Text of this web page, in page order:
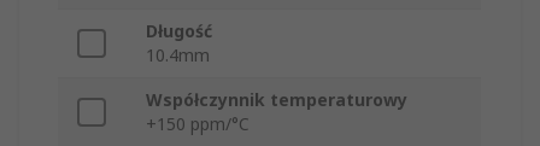
Długość
10.4mm
Współczynnik temperaturowy
+150 ppm/°C